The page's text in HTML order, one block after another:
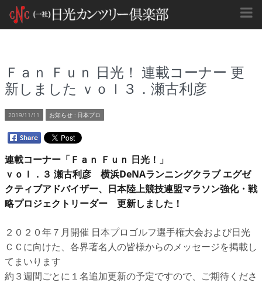
Ｆａｎ Ｆｕｎ 日光！ 連載コーナー 更
新しました ｖｏｌ３．瀬古利彦
2019/11/11 お知らせ : 日本プロ
連載コーナー「Ｆａｎ Ｆｕｎ 日光！」
ｖｏｌ．３ 瀬古利彦 横浜DeNAランニングクラブ エグゼ
クティブアドバイザー、日本陸上競技連盟マラソン強化・戦
略プロジェクトリーダー 更新しました！
２０２０年７月開催 日本プロゴルフ選手権大会および日光
ＣＣに向けた、各界著名人の皆様からのメッセージを掲載し
てまいります
約３週間ごとに１名追加更新の予定ですので、ご期待くださ